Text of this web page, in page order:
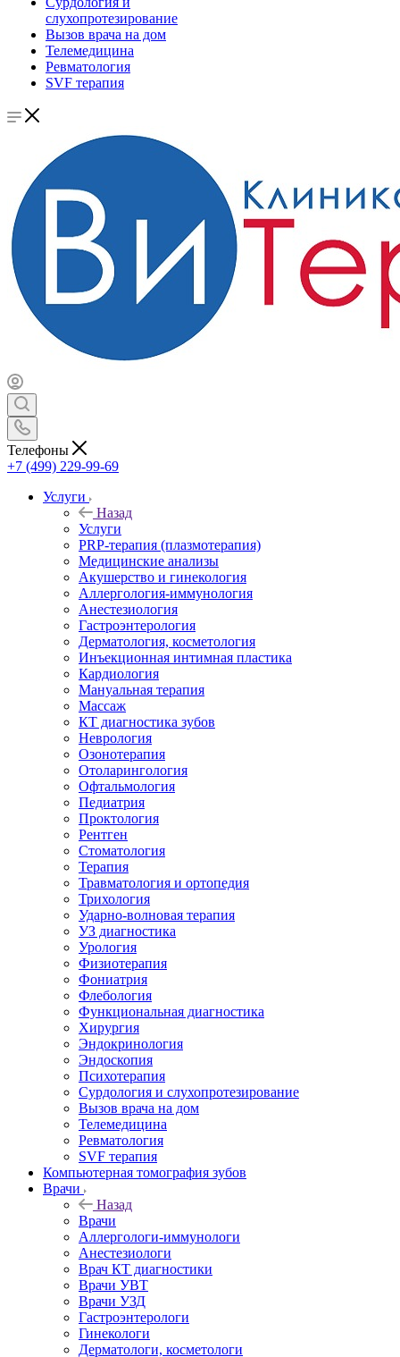
слухопротезирование
Вызов врача на дом
Телемедицина
Ревматология
SVF терапия
Телефоны
+7 (499) 229-99-69
Услуги
Назад
Услуги
PRP-терапия (плазмотерапия)
Медицинские анализы
Акушерство и гинекология
Аллергология-иммунология
Анестезиология
Гастроэнтерология
Дерматология, косметология
Инъекционная интимная пластика
Кардиология
Мануальная терапия
Массаж
КТ диагностика зубов
Неврология
Озонотерапия
Отоларингология
Офтальмология
Педиатрия
Проктология
Рентген
Стоматология
Терапия
Травматология и ортопедия
Трихология
Ударно-волновая терапия
УЗ диагностика
Урология
Физиотерапия
Фониатрия
Флебология
Функциональная диагностика
Хирургия
Эндокринология
Эндоскопия
Психотерапия
Сурдология и слухопротезирование
Вызов врача на дом
Телемедицина
Ревматология
SVF терапия
Компьютерная томография зубов
Врачи
Назад
Врачи
Аллергологи-иммунологи
Анестезиологи
Врач КТ диагностики
Врачи УВТ
Врачи УЗД
Гастроэнтерологи
Гинекологи
Дерматологи, косметологи